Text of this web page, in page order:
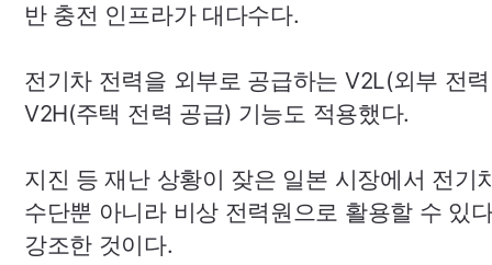
반 충전 인프라가 대다수다.
전기차 전력을 외부로 공급하는 V2L(외부 전
V2H(주택 전력 공급) 기능도 적용했다.
지진 등 재난 상황이 잦은 일본 시장에서 전기
수단뿐 아니라 비상 전력원으로 활용할 수 있
강조한 것이다.